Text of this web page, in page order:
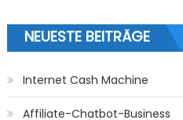
NEUESTE BEITRÄGE
Internet Cash Machine
Affiliate-Chatbot-Business